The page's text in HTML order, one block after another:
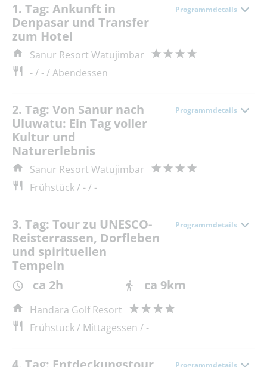
1. Tag: Ankunft in
Denpasar und Transfer
zum Hotel
Programmdetails
Sanur Resort Watujimbar
- / - / Abendessen
2. Tag: Von Sanur nach
Uluwatu: Ein Tag voller
Kultur und
Naturerlebnis
Programmdetails
Sanur Resort Watujimbar
Frühstück / - / -
3. Tag: Tour zu UNESCO-
Reisterrassen, Dorfleben
und spirituellen
Tempeln
Programmdetails
ca 2h ca 9km
Handara Golf Resort
Frühstück / Mittagessen / -